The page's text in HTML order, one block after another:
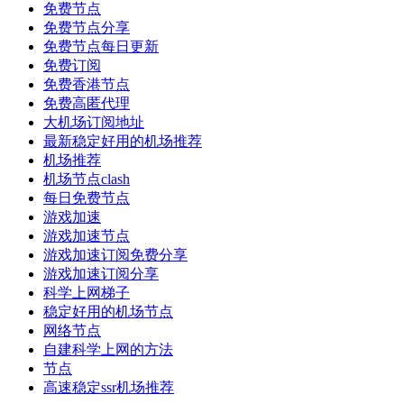
免费节点
免费节点分享
免费节点每日更新
免费订阅
免费香港节点
免费高匿代理
大机场订阅地址
最新稳定好用的机场推荐
机场推荐
机场节点clash
每日免费节点
游戏加速
游戏加速节点
游戏加速订阅免费分享
游戏加速订阅分享
科学上网梯子
稳定好用的机场节点
网络节点
自建科学上网的方法
节点
高速稳定ssr机场推荐